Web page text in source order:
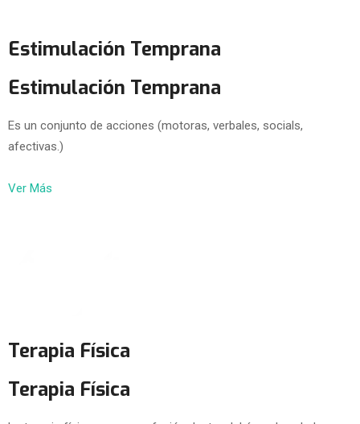
Estimulación Temprana
Estimulación Temprana
Es un conjunto de acciones (motoras, verbales, socials,
afectivas.)
Ver Más
Terapia Física
Terapia Física